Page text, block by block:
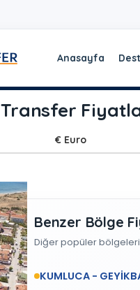
Anasayfa
Transfer
€ Euro
Benzer Bölge
Diğer popüler bölgelerin
KUMLUCA -